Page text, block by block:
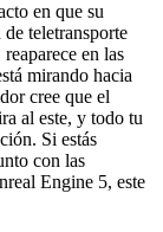
en que su
teletransporte
en las
mirando hacia
cree que el
al este, y todo tu
Si estás
con las
Engine 5, este